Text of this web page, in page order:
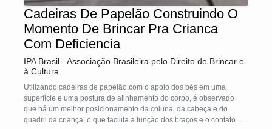
Cadeiras De Papelão Construindo O
Momento De Brincar Pra Crianca
Com Deficiencia
IPA Brasil - Associação Brasileira pelo Direito de Brincar e
à Cultura
Utilizando cadeiras de papelão,com o apoio dos pés em uma
superfície e uma postura de alinhamento do corpo, é observado
que há um melhor posicionamento da coluna, da cabeça e do
quadril da criança, o que facilita a função dos braços e o contato de